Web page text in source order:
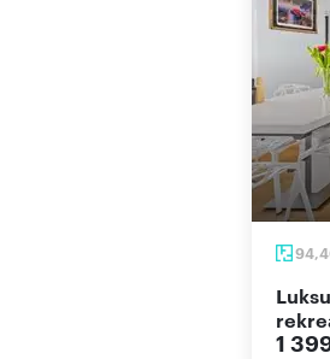
Luksusowe 94,5 m² z widokiem, garaż i
1